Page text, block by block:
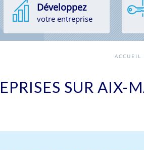
Développez
votre entreprise
ACCUEIL
SUR AIX-